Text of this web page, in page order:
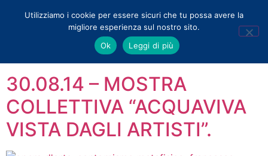
calendario
30.08.14 – MOSTRA
COLLETTIVA “ACQUAVIVA
VISTA DAGLI ARTISTI”.
Utilizziamo i cookie per essere sicuri che tu possa avere la
migliore esperienza sul nostro sito.
Ok
Leggi di più